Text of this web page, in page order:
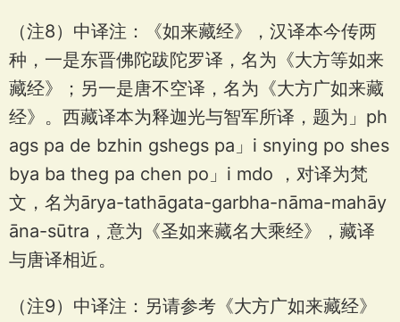
（注8）中译注：《如来藏经》，汉译本今传两
种，一是东晋佛陀跋陀罗译，名为《大方等如来
藏经》；另一是唐不空译，名为《大方广如来藏
经》。西藏译本为释迦光与智军所译，题为」ph
ags pa de bzhin gshegs pa」i snying po shes
bya ba theg pa chen po」i mdo ，对译为梵
文，名为ārya-tathāgata-garbha-nāma-mahāy
āna-sūtra，意为《圣如来藏名大乘经》，藏译
与唐译相近。
（注9）中译注：另请参考《大方广如来藏经》